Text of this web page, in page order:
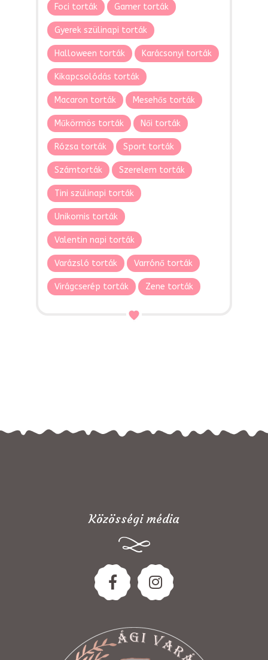
Foci torták Gamer torták
Gyerek szülinapi torták
Halloween torták Karácsonyi torták
Kikapcsolódás torták
Macaron torták Mesehős torták
Műkörmös torták Női torták
Rózsa torták Sport torták
Számtorták Szerelem torták
Tini szülinapi torták
Unikornis torták
Valentin napi torták
Varázsló torták Varrónő torták
Virágcserép torták Zene torták
Közösségi média